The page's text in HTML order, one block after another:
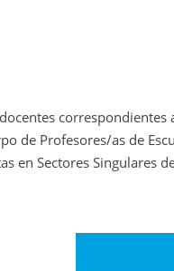
de Profesores/as de
en Sectores Singulares